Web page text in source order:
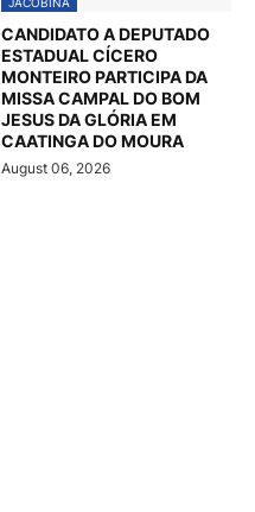
CANDIDATO A DEPUTADO
ESTADUAL CÍCERO
MONTEIRO PARTICIPA DA
MISSA CAMPAL DO BOM
JESUS DA GLÓRIA EM
CAATINGA DO MOURA
August 06, 2026